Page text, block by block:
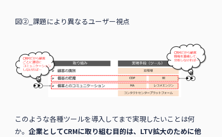
図②_課題により異なるユーザー視点
このような各種ツールを導入してまで実現したいことは何
か。 企業としてCRMに取り組む目的は、LTV拡大のために他